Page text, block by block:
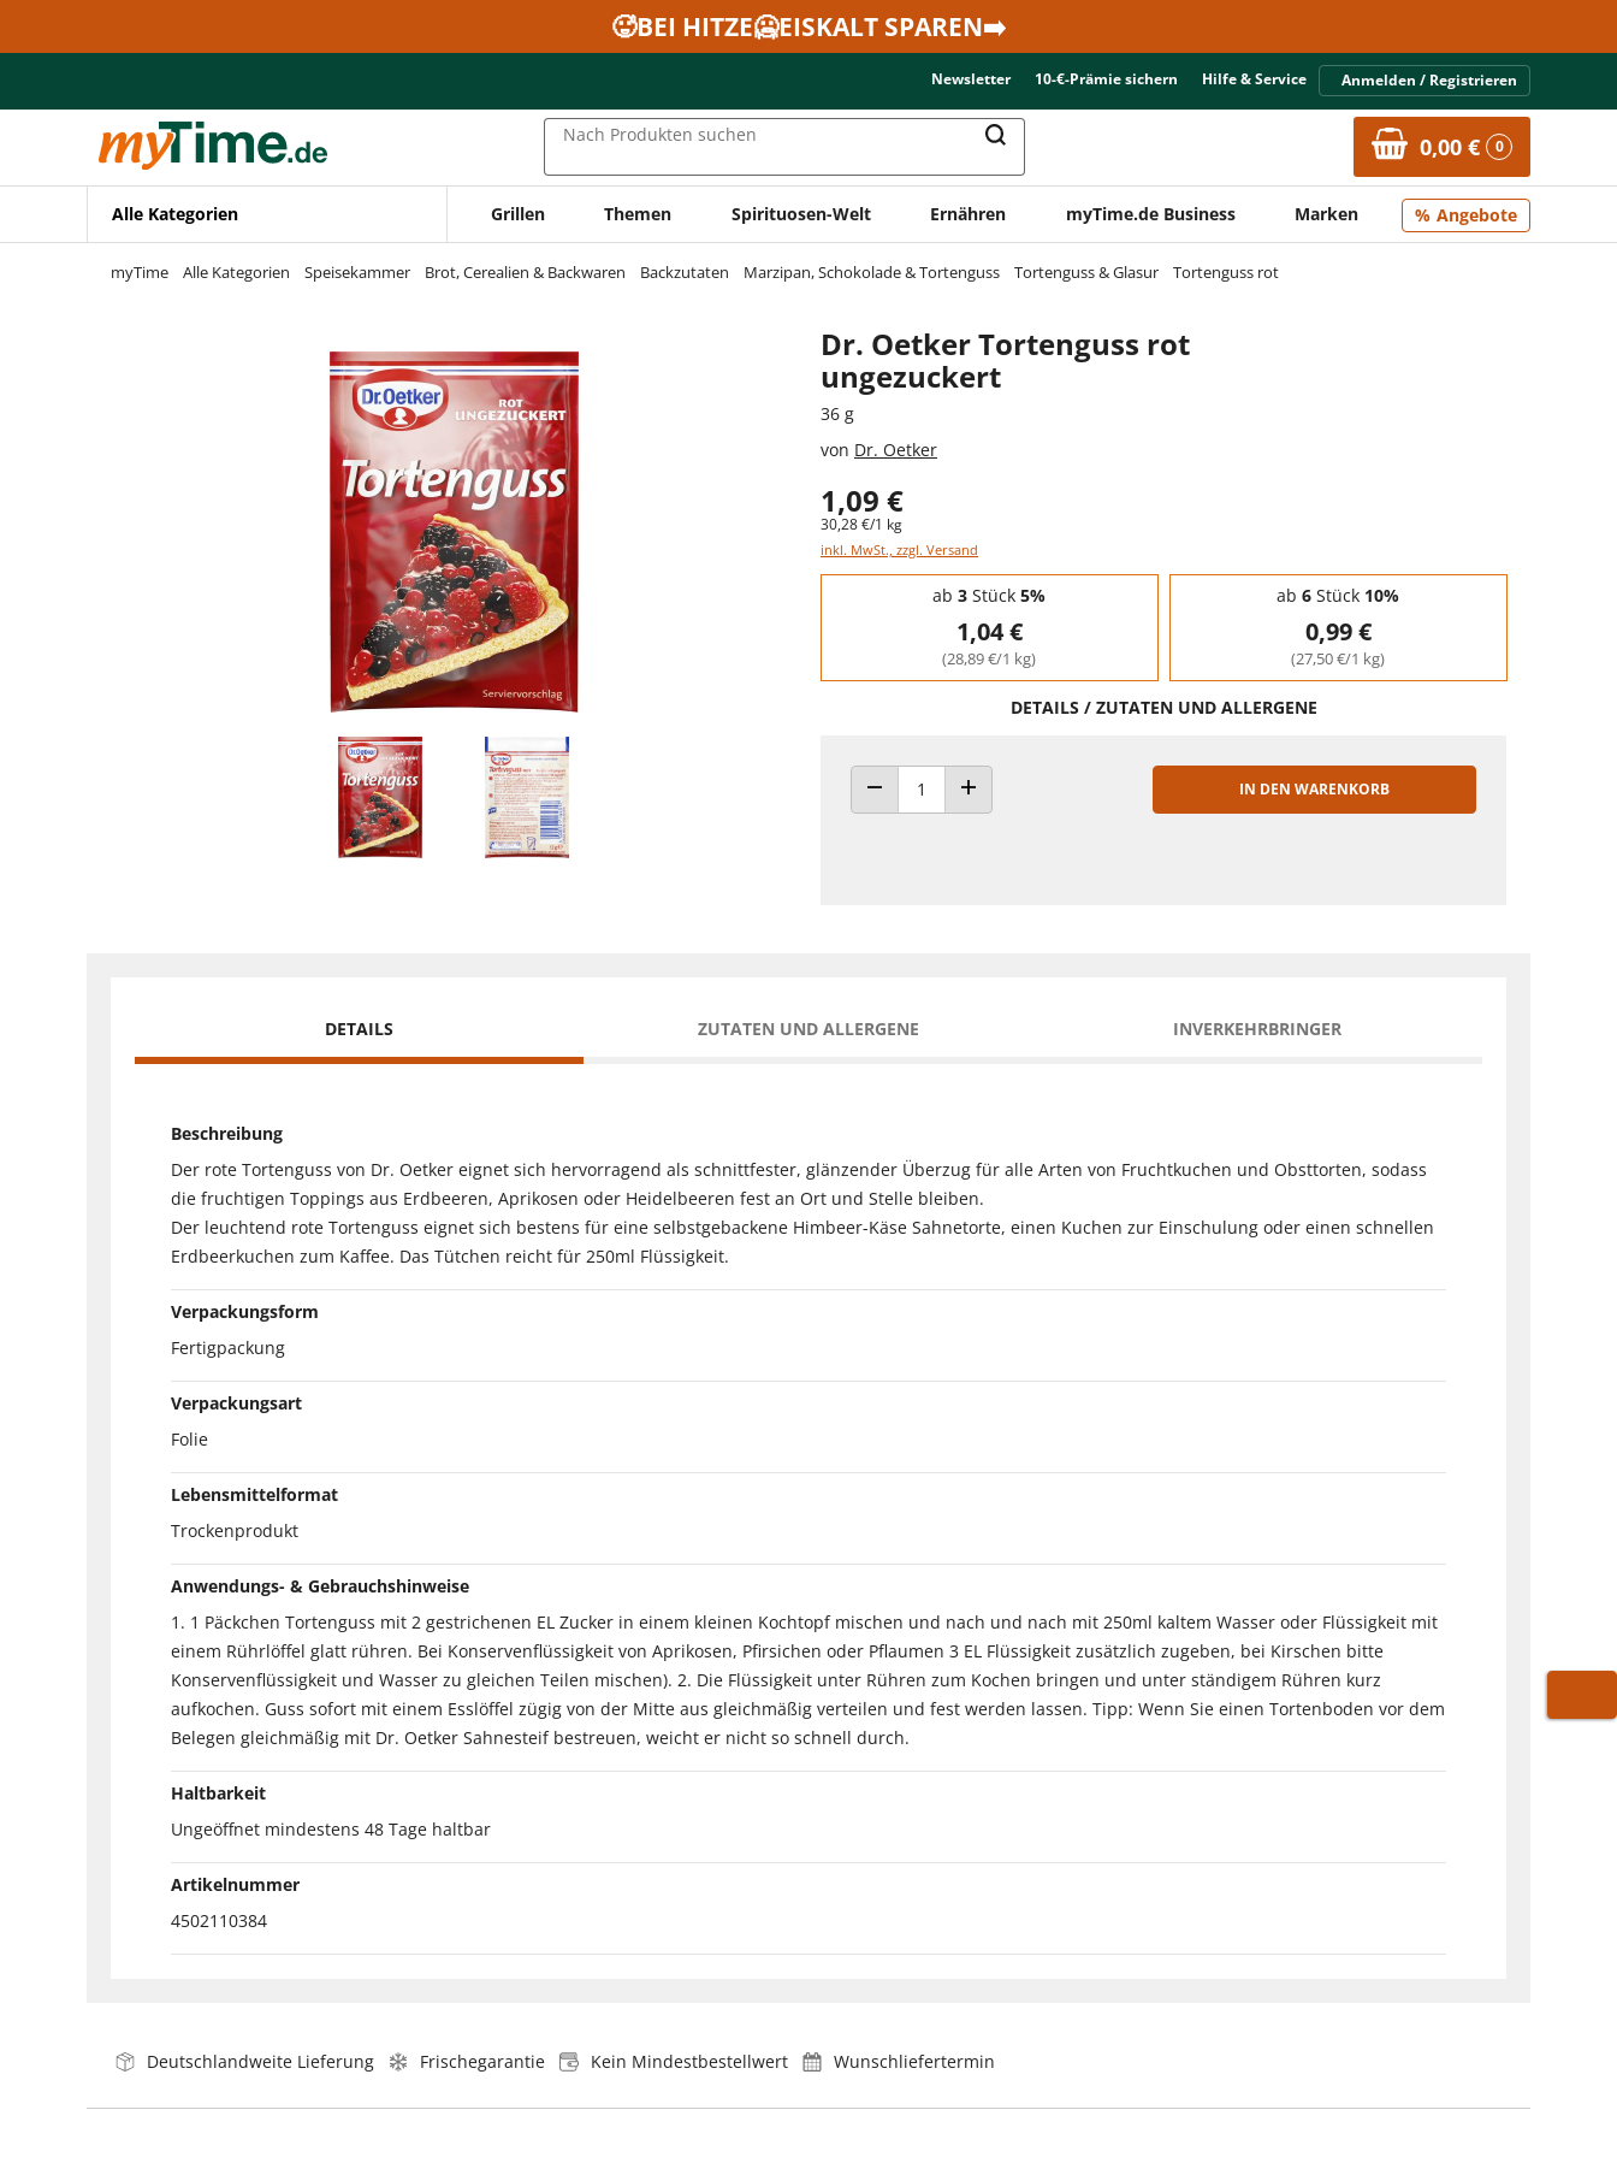
Zur Navigation springen
🥵BEI HITZE🥶EISKALT SPAREN➡️
Newsletter 10-€-Prämie sichern Hilfe & Service Anmelden / Registrieren
Nach Produkten suchen 0,00 € 0
Alle Kategorien Grillen Themen Spirituosen-Welt Ernähren myTime.de Business Marken Angebote
myTime Alle Kategorien Speisekammer Brot, Cerealien & Backwaren Backzutaten Marzipan, Schokolade & Tortenguss Tortenguss & Glasur Tortenguss rot
Dr. Oetker Tortenguss rot
ungezuckert
36 g
von Dr. Oetker
1,09 €
30,28 €/1 kg
inkl. MwSt., zzgl. Versand
Staffelpreise - Mengenrabatt
ab 3 Stück 5%
1,04 €
(28,89 €/1 kg)
ab 6 Stück 10%
0,99 €
(27,50 €/1 kg)
DETAILS / ZUTATEN UND ALLERGENE
ANZAHL VERRINGERNANZAHL ERHÖHEN
IN DEN WARENKORB
DETAILS ZUTATEN UND ALLERGENE INVERKEHRBRINGER
Beschreibung
Der rote Tortenguss von Dr. Oetker eignet sich hervorragend als schnittfester, glänzender Überzug für alle Arten von Fruchtkuchen und Obsttorten, sodass
die fruchtigen Toppings aus Erdbeeren, Aprikosen oder Heidelbeeren fest an Ort und Stelle bleiben.
Der leuchtend rote Tortenguss eignet sich bestens für eine selbstgebackene Himbeer-Käse Sahnetorte, einen Kuchen zur Einschulung oder einen schnellen
Erdbeerkuchen zum Kaffee. Das Tütchen reicht für 250ml Flüssigkeit.
Verpackungsform
Fertigpackung
Verpackungsart
Folie
Lebensmittelformat
Trockenprodukt
Anwendungs- & Gebrauchshinweise
1. 1 Päckchen Tortenguss mit 2 gestrichenen EL Zucker in einem kleinen Kochtopf mischen und nach und nach mit 250ml kaltem Wasser oder Flüssigkeit mit
einem Rührlöffel glatt rühren. Bei Konservenflüssigkeit von Aprikosen, Pfirsichen oder Pflaumen 3 EL Flüssigkeit zusätzlich zugeben, bei Kirschen bitte
Konservenflüssigkeit und Wasser zu gleichen Teilen mischen). 2. Die Flüssigkeit unter Rühren zum Kochen bringen und unter ständigem Rühren kurz
aufkochen. Guss sofort mit einem Esslöffel zügig von der Mitte aus gleichmäßig verteilen und fest werden lassen. Tipp: Wenn Sie einen Tortenboden vor dem
Belegen gleichmäßig mit Dr. Oetker Sahnesteif bestreuen, weicht er nicht so schnell durch.
Haltbarkeit
Ungeöffnet mindestens 48 Tage haltbar
Artikelnummer
4502110384
Deutschlandweite Lieferung Frischegarantie Kein Mindestbestellwert Wunschliefertermin